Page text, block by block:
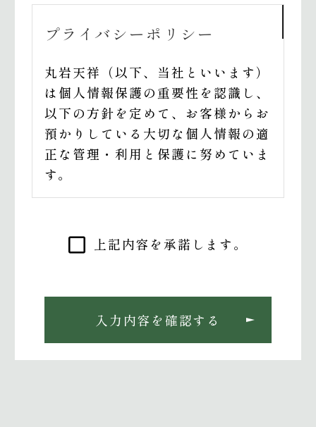
プライバシーポリシー
丸岩天祥（以下、当社といいます）
は個人情報保護の重要性を認識し、
以下の方針を定めて、お客様からお
預かりしている大切な個人情報の適
正な管理・利用と保護に努めていま
す。
当社は個人情報の保護に関する各種
法令およびその他の規範を厳守いた
2. 社内規定の整備
ついての社内規程を整備し、従業員
上記内容を承諾します。